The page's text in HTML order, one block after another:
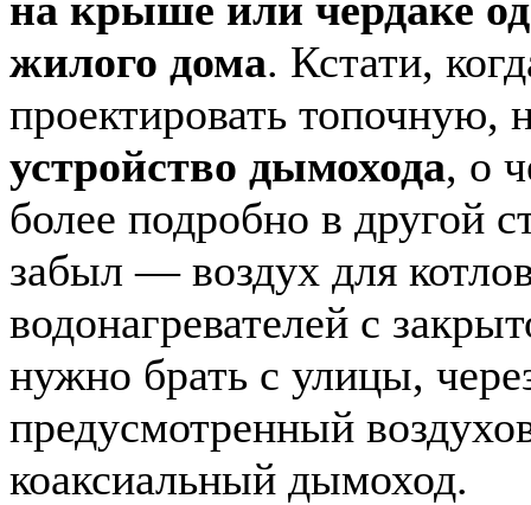
жилого дома. Кстати,
проектировать топочную,
устройство дымохода, о
более подробно в другой
забыл — воздух для
водонагревателей с
нужно брать с улицы,
предусмотренный
коаксиальный дымоход.